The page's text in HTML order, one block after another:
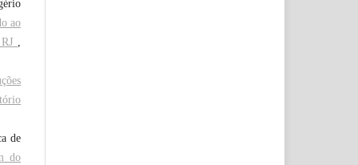
ao
,
de
do